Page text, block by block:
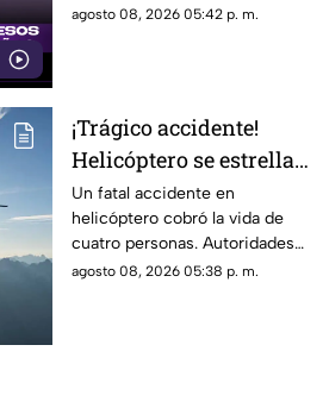
cuando presuntamente un
agosto 08, 2026 05:42 p. m.
¡Trágico accidente!
Helicóptero se estrella
en zona boscosa y
mueren cuatro
personas
Un fatal accidente en
helicóptero cobró la vida de
cuatro personas. Autoridades
confirmaron que la aeronave
agosto 08, 2026 05:38 p. m.